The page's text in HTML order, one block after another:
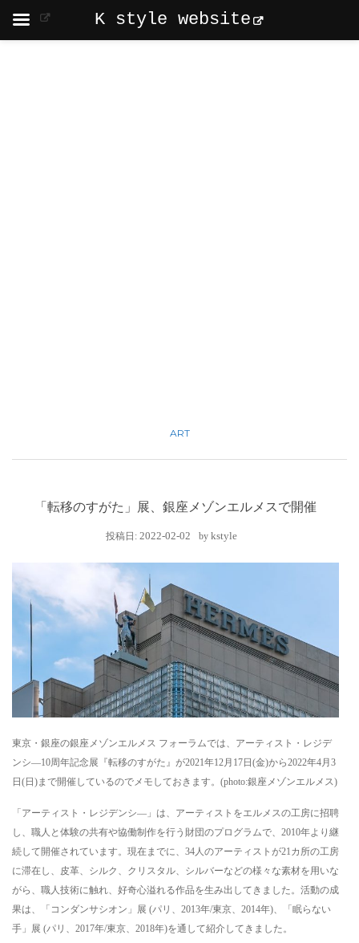
ART
「転移のすがた」展、銀座メゾンエルメスで開催
投稿日: 2022-02-02 by kstyle
東京・銀座の銀座メゾンエルメス フォーラムでは、アーティスト・レジデ
ンシ―10周年記念展『転移のすがた』が2021年12月17日(金)から2022年4月3
日(日)まで開催しているのでメモしておきます。(photo:銀座メゾンエルメス)
「アーティスト・レジデンシ―」は、アーティストをエルメスの工房に招聘
し、職人と体験の共有や協働制作を行う財団のプログラムで、2010年より継
続して開催されています。現在までに、34人のアーティストが21カ所の工房
に滞在し、皮革、シルク、クリスタル、シルバーなどの様々な素材を用いな
がら、職人技術に触れ、好奇心溢れる作品を生み出してきました。活動の成
果は、「コンダンサシオン」展 (パリ、2013年/東京、2014年)、「眠らない
手」展 (パリ、2017年/東京、2018年)を通して紹介してきました。
K style website